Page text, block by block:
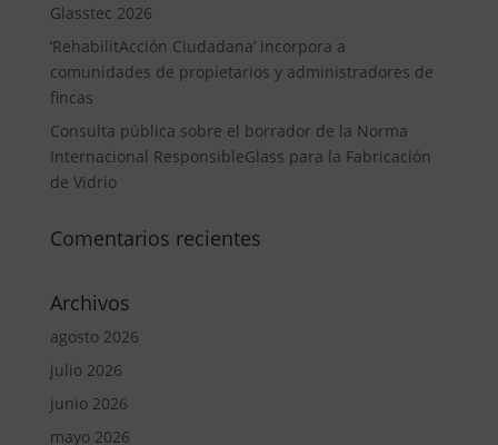
Glasstec 2026
‘RehabilitAcción Ciudadana’ incorpora a
comunidades de propietarios y administradores de
fincas
Consulta pública sobre el borrador de la Norma
Internacional ResponsibleGlass para la Fabricación
de Vidrio
Comentarios recientes
Archivos
agosto 2026
julio 2026
junio 2026
mayo 2026